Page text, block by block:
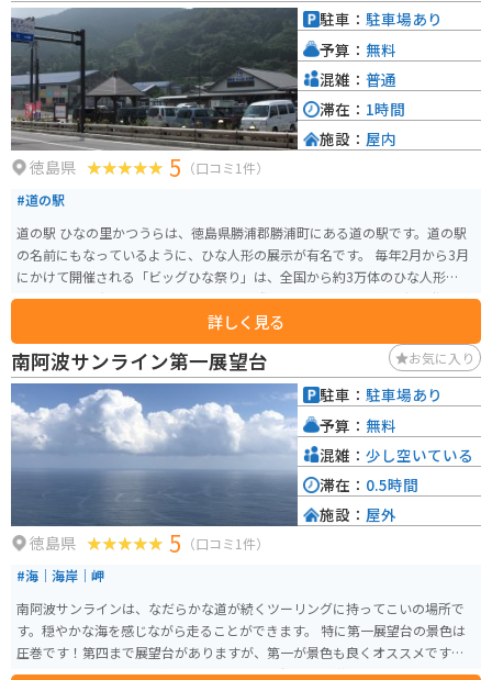
良く、ツーリングにも最適です。日中は日差しが強いので、日焼け対策は万
全に。 また、周辺にはキャンプ場もあるので、アウトドア好きにもおすすめ
です。
徳島県 5 （口コミ1件）
#道の駅
道の駅 ひなの里かつうらは、徳島県勝浦郡勝浦町にある道の駅です。道の駅
の名前にもなっているように、ひな人形の展示が有名です。 毎年2月から3月
にかけて開催される「ビッグひな祭り」は、全国から約3万体のひな人形が集
まり、圧巻の光景です。 バイクで訪れる際は、道の駅から山道を少し登った
ところにある展望台からの景色がおすすめです。 地元の特産品である、ゆず
を使った加工品や、阿波晩茶なども販売されています。
詳しく見る
駐車： 駐車場あり
予算： 無料
混雑： 普通
滞在： 1時間
施設： 屋内
南阿波サンライン第一展望台 お気に入り
徳島県 5 （口コミ1件）
#海｜海岸｜岬
南阿波サンラインは、なだらかな道が続くツーリングに持ってこいの場所で
す。穏やかな海を感じながら走ることができます。 特に第一展望台の景色は
圧巻です！第四まで展望台がありますが、第一が景色も良くオススメです。
また、可愛い猫ちゃんも何匹かいるので、猫好きにも堪りません。
駐車： 駐車場あり
予算： 無料
混雑： 少し空いている
滞在： 0.5時間
施設： 屋外